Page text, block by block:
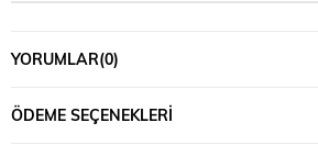
YORUMLAR(0)
ÖDEME SEÇENEKLERI